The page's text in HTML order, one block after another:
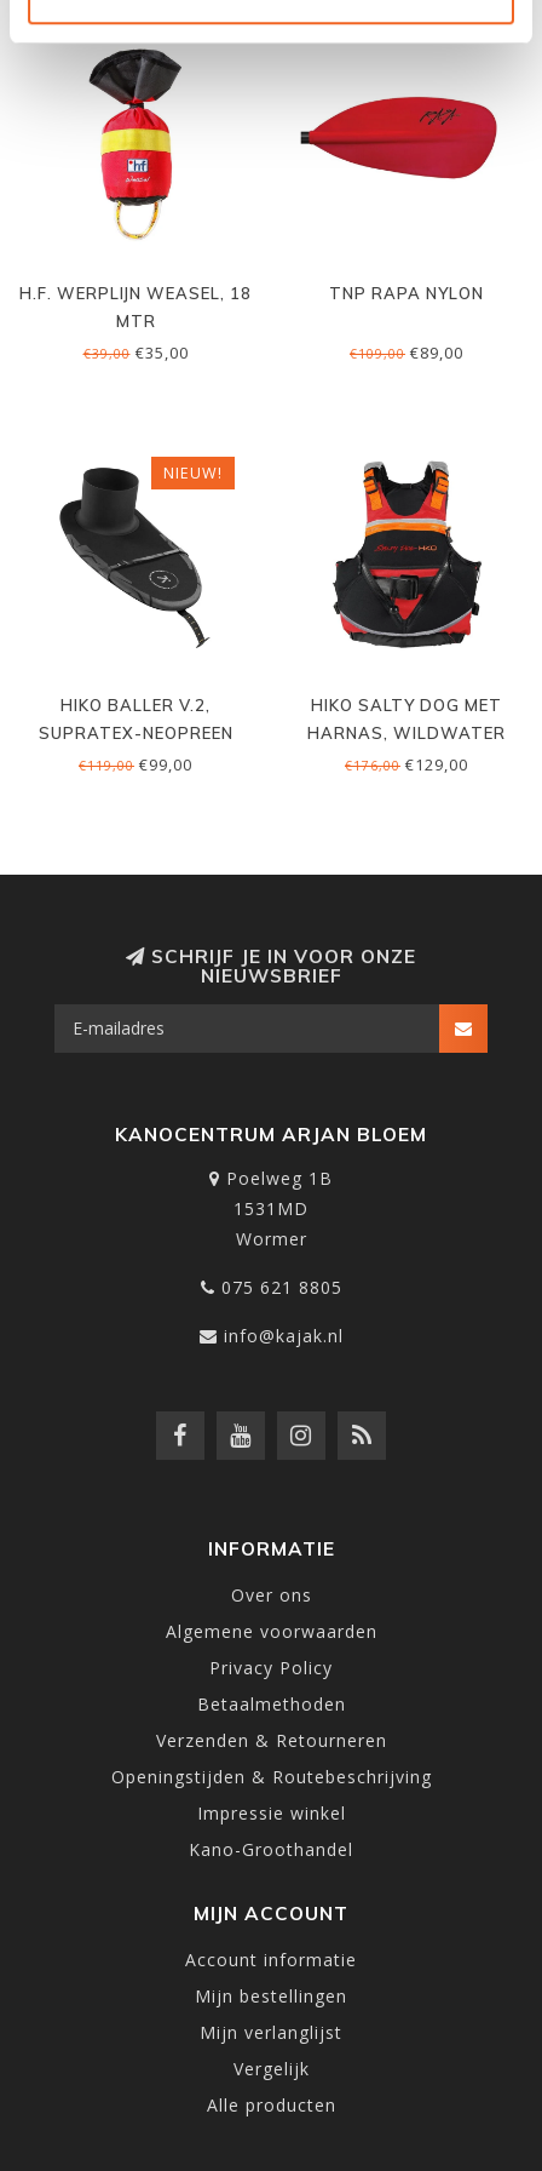
H.F. WERPLIJN WEASEL, 18
MTR
€39,00€35,00
TNP RAPA NYLON
€109,00 €89,00
NIEUW!
HIKO BALLER V.2,
SUPRATEX-NEOPREEN
€119,00 €99,00
HIKO SALTY DOG MET
HARNAS, WILDWATER
€176,00 €129,00
SCHRIJF JE IN VOOR ONZE
NIEUWSBRIEF
KANOCENTRUM ARJAN BLOEM
Poelweg 1B
1531MD
Wormer
075 621 8805
info@kajak.nl
INFORMATIE
Over ons
Algemene voorwaarden
Privacy Policy
Betaalmethoden
Verzenden & Retourneren
Openingstijden & Routebeschrijving
Impressie winkel
Kano-Groothandel
MIJN ACCOUNT
Account informatie
Mijn bestellingen
Mijn verlanglijst
Vergelijk
Alle producten